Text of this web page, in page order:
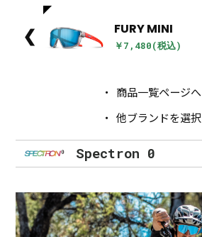
❮ FURY MINI
￥7,480(税込)
商品一覧ページへ
他ブランドを選択
Spectron 0